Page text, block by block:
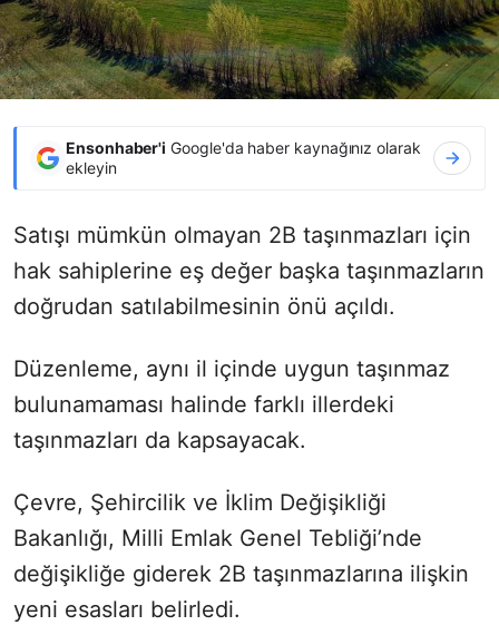
Ensonhaber'i Google'da haber kaynağınız olarak
ekleyin
Satışı mümkün olmayan 2B taşınmazları için
hak sahiplerine eş değer başka taşınmazların
doğrudan satılabilmesinin önü açıldı.
Düzenleme, aynı il içinde uygun taşınmaz
bulunamaması halinde farklı illerdeki
taşınmazları da kapsayacak.
Çevre, Şehircilik ve İklim Değişikliği
Bakanlığı, Milli Emlak Genel Tebliği’nde
değişikliğe giderek 2B taşınmazlarına ilişkin
yeni esasları belirledi.